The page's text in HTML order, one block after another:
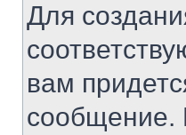
Для
вам
сообщение.